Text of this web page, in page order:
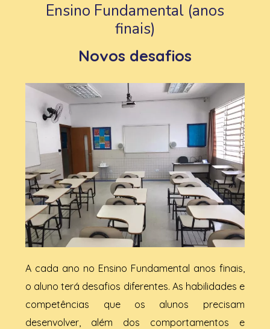
Ensino Fundamental (anos
finais)
Novos desafios
A cada ano no Ensino Fundamental anos finais,
o aluno terá desafios diferentes. As habilidades e
competências que os alunos precisam
desenvolver, além dos comportamentos e